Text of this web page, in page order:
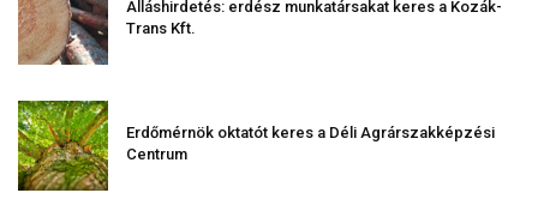
Álláshirdetés: erdész munkatársakat keres a Kozák-
Trans Kft.
Erdőmérnök oktatót keres a Déli Agrárszakképzési
Centrum